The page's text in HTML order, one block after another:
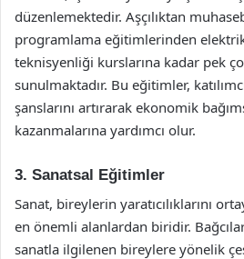
düzenlemektedir. Aşçılıktan
programlama eğitimlerinden
teknisyenliği kurslarına kadar pek
sunulmaktadır. Bu eğitimler,
şanslarını artırarak ekonomik
kazanmalarına yardımcı olur.
3. Sanatsal Eğitimler
Sanat, bireylerin yaratıcılıklarını
en önemli alanlardan biridir.
sanatla ilgilenen bireylere yönelik